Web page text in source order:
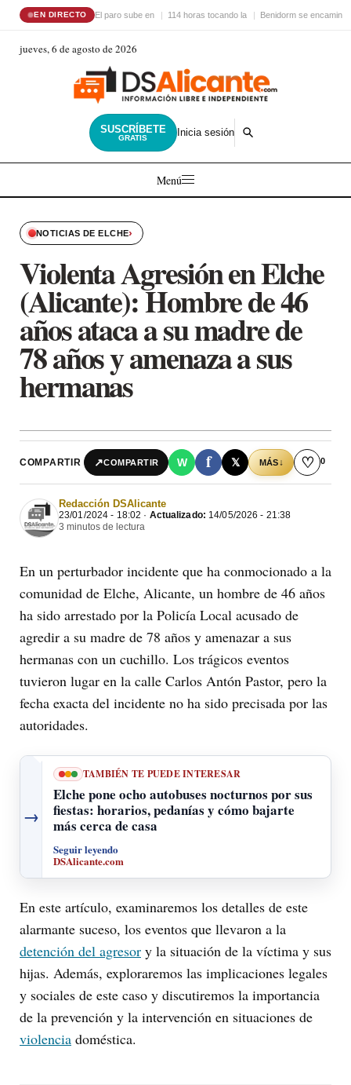
EN DIRECTO El paro sube en 114 horas tocando la Benidorm se encamina
jueves, 6 de agosto de 2026
SUSCRÍBETE
GRATIS Inicia sesión
Menú
NOTICIAS DE ELCHE›
Violenta Agresión en Elche
(Alicante): Hombre de 46
años ataca a su madre de
78 años y amenaza a sus
hermanas
COMPARTIR ↗COMPARTIR W f 𝕏 MÁS↓ ♡ 0
Redacción DSAlicante
23/01/2024 - 18:02 · Actualizado: 14/05/2026 - 21:38
3 minutos de lectura
En un perturbador incidente que ha conmocionado a la
comunidad de Elche, Alicante, un hombre de 46 años
ha sido arrestado por la Policía Local acusado de
agredir a su madre de 78 años y amenazar a sus
hermanas con un cuchillo. Los trágicos eventos
tuvieron lugar en la calle Carlos Antón Pastor, pero la
fecha exacta del incidente no ha sido precisada por las
autoridades.
→
TAMBIÉN TE PUEDE INTERESAR
Elche pone ocho autobuses nocturnos por sus
fiestas: horarios, pedanías y cómo bajarte
más cerca de casa
Seguir leyendo
DSAlicante.com
En este artículo, examinaremos los detalles de este
alarmante suceso, los eventos que llevaron a la
detención del agresor y la situación de la víctima y sus
hijas. Además, exploraremos las implicaciones legales
y sociales de este caso y discutiremos la importancia
de la prevención y la intervención en situaciones de
violencia doméstica.